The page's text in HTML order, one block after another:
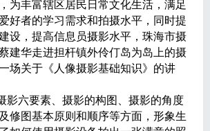
为丰富辖区居民日常文化生活，满足
好者的学习需求和拍摄水平，同时提
设，提高信息员摄影水平，珠海市摄
建华走进担杆镇外伶仃岛为岛上的摄
场关于《人像摄影基础知识》的讲
六要素、摄影的构图、摄影的角度
修图基本原则和顺序等方面，形象生